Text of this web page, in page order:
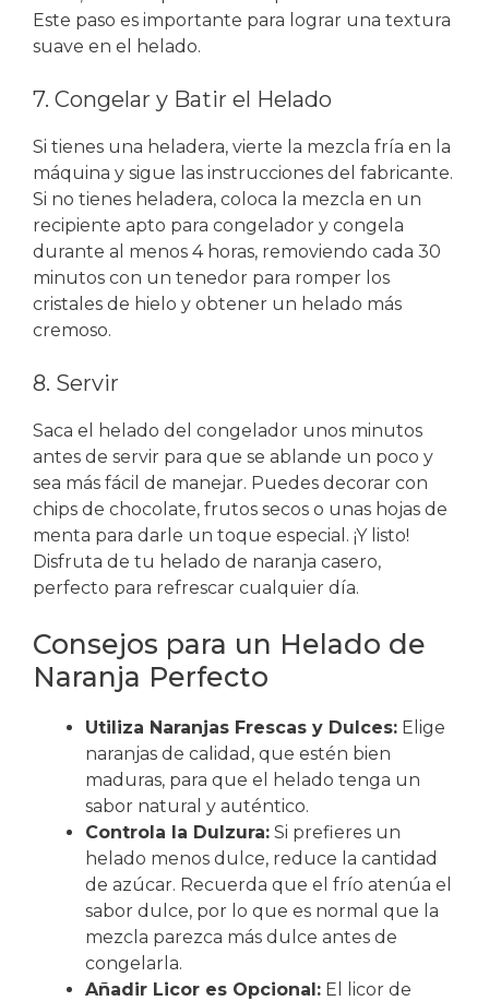
Este paso es importante para lograr una textura
suave en el helado.
7. Congelar y Batir el Helado
Si tienes una heladera, vierte la mezcla fría en la
máquina y sigue las instrucciones del fabricante.
Si no tienes heladera, coloca la mezcla en un
recipiente apto para congelador y congela
durante al menos 4 horas, removiendo cada 30
minutos con un tenedor para romper los
cristales de hielo y obtener un helado más
cremoso.
8. Servir
Saca el helado del congelador unos minutos
antes de servir para que se ablande un poco y
sea más fácil de manejar. Puedes decorar con
chips de chocolate, frutos secos o unas hojas de
menta para darle un toque especial. ¡Y listo!
Disfruta de tu helado de naranja casero,
perfecto para refrescar cualquier día.
Consejos para un Helado de
Naranja Perfecto
Utiliza Naranjas Frescas y Dulces: Elige
naranjas de calidad, que estén bien
maduras, para que el helado tenga un
sabor natural y auténtico.
Controla la Dulzura: Si prefieres un
helado menos dulce, reduce la cantidad
de azúcar. Recuerda que el frío atenúa el
sabor dulce, por lo que es normal que la
mezcla parezca más dulce antes de
congelarla.
Añadir Licor es Opcional: El licor de